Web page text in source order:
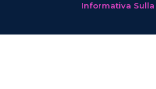
Informativa